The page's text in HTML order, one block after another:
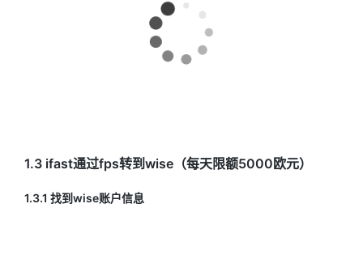
1.3 ifast通过fps转到wise（每天限额5000欧元）
1.3.1 找到wise账户信息